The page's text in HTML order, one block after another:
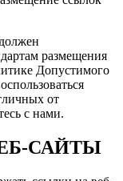
размещения
Допустимого
от
с нами.
САЙТЫ